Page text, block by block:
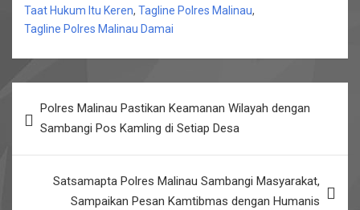
Taat Hukum Itu Keren, Tagline Polres Malinau,
Tagline Polres Malinau Damai
navigation
Polres Malinau Pastikan Keamanan Wilayah dengan
Sambangi Pos Kamling di Setiap Desa
Satsamapta Polres Malinau Sambangi Masyarakat,
Sampaikan Pesan Kamtibmas dengan Humanis